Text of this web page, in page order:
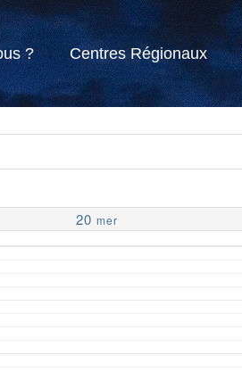
? Centres Régionaux
20 mer